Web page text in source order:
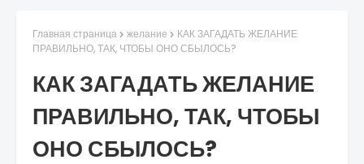
Главная страница желание
КАК ЗАГАДАТЬ ЖЕЛАНИЕ
ПРАВИЛЬНО, ТАК, ЧТОБЫ ОНО СБЫЛОСЬ?
КАК ЗАГАДАТЬ ЖЕЛАНИЕ
ПРАВИЛЬНО, ТАК, ЧТОБЫ
ОНО СБЫЛОСЬ?